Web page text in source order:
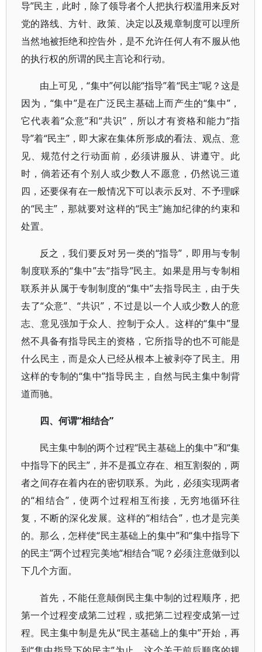
导”民主，此时，除了领导者个人把执行权滥用来反对
党的路线、方针、政策、决定以及规章制度可以理所
当然地被拒绝和控告外，是不允许任何人有不服从他
的执行权的所谓的民主言论和行动。
由上可见，“集中”何以能“指导”着“民主”呢？这是
因为，“集中”是在广泛民主基础上而产生的“集中”，
它代表着“众意”和“共识”，所以才有资格和能力“指
导”着“民主”，即大家在集体所形成的看法、观点、意
见、规范付之行动面前，必须讲服从、讲遵守。此
时，倘若还有个别人或少数人不愿意，仍然说三道
四，还要保有在一般情况下可以表示反对、不予理睬
的“民主”，那就要对这样的“民主”施加纪律的约束和
处置。
反之，我们要反对另一类的“指导”，即用与专制
制度联系的“集中”去“指导”民主。如果是用与专制相
联系并从属于专制制度的“集中”去指导民主，由于失
去了“众意”、“共识”，不过是以一个人或少数人的意
志、意见强加于众人、控制于众人。这样的“集中”显
然不具备有指导民主的资格，它所指导的也不可能是
什么民主，而是众人已经从根本上被剥夺了民主。用
这样的专制的“集中”指导民主，自然与民主集中制背
道而驰。
四、何谓“相结合”
民主集中制的两个过程“民主基础上的集中”和“集
中指导下的民主”，并不是孤立存在、相互割裂的，两
者之间存在着内在的密切联系。为此，必须实现两者
的“相结合”，使两个过程相互衔接，无穷地循环往
复，不断的深化发展。这样的“相结合”，也才是完美
的。那么，怎样使“民主基础上的集中”和“集中指导下
的民主”两个过程完美地“相结合”呢？必须注意做到以
下几个方面。
首先，不能任意颠倒民主集中制的过程顺序，把
第一个过程变成第二过程，或把第二过程变成第一过
程。民主集中制是先从“民主基础上的集中”开始，再